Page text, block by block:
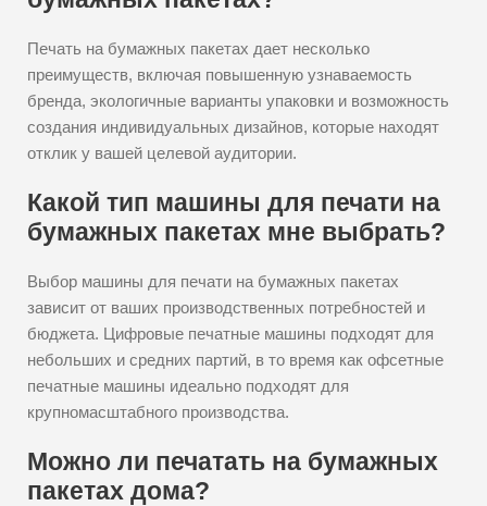
Печать на бумажных пакетах дает несколько
преимуществ, включая повышенную узнаваемость
бренда, экологичные варианты упаковки и возможность
создания индивидуальных дизайнов, которые находят
отклик у вашей целевой аудитории.
Какой тип машины для печати на
бумажных пакетах мне выбрать?
Выбор машины для печати на бумажных пакетах
зависит от ваших производственных потребностей и
бюджета. Цифровые печатные машины подходят для
небольших и средних партий, в то время как офсетные
печатные машины идеально подходят для
крупномасштабного производства.
Можно ли печатать на бумажных
пакетах дома?